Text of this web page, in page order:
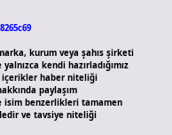
kurum veya şahıs şirketi
kendi hazırladığımız
içerikler haber niteliği
paylaşım
isim benzerlikleri tamamen
ve tavsiye niteliği